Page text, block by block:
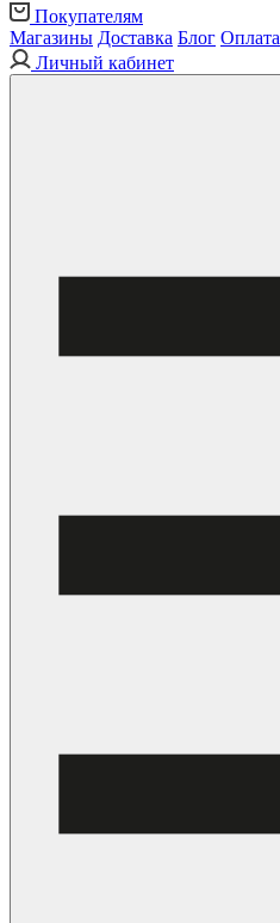
Покупателям
Магазины Доставка Блог Оплата
Личный кабинет